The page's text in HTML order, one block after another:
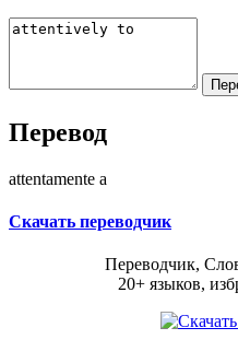
Перевод
attentamente a
Скачать переводчик
Переводчик,
20+ языков,